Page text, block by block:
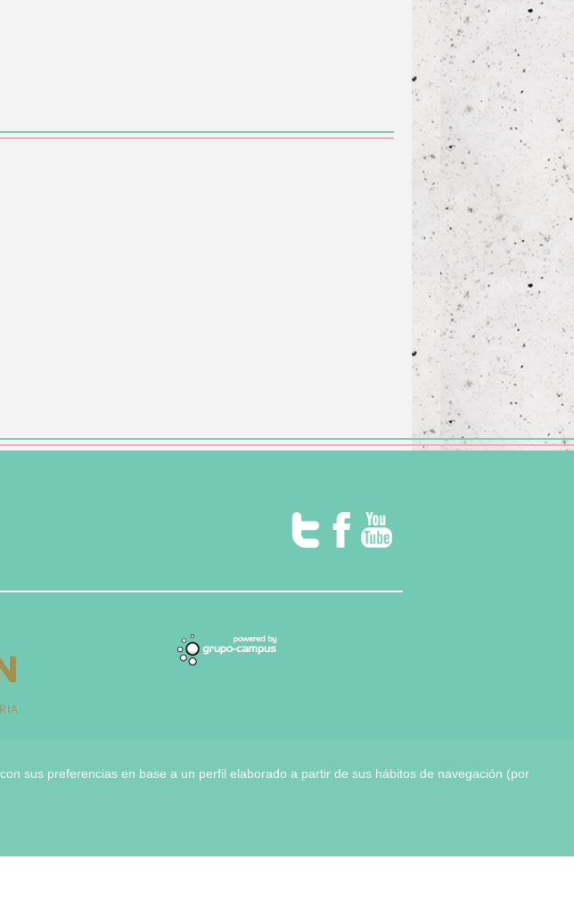
sus preferencias en base a un perfil elaborado a partir de sus hábitos de navegación (por